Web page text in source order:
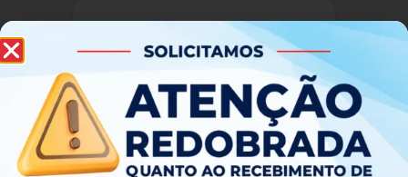
Tapete De Porta Capacho Divertido
Colors 4
Solicitar Orçamento
Adicionar ao carrinho